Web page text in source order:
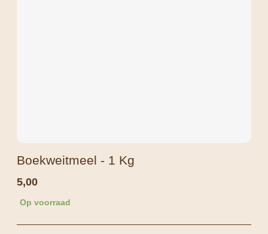
Boekweitmeel - 1 Kg
5,00
Op voorraad